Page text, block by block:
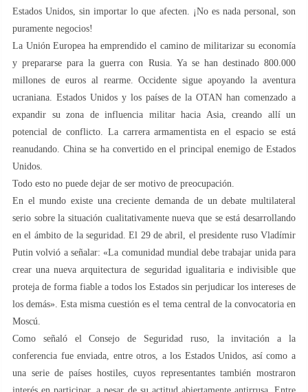
Estados Unidos, sin importar lo que afecten. ¡No es nada personal, son
puramente negocios!
La Unión Europea ha emprendido el camino de militarizar su economía
y prepararse para la guerra con Rusia. Ya se han destinado 800.000
millones de euros al rearme. Occidente sigue apoyando la aventura
ucraniana. Estados Unidos y los países de la OTAN han comenzado a
expandir su zona de influencia militar hacia Asia, creando allí un
potencial de conflicto. La carrera armamentista en el espacio se está
reanudando. China se ha convertido en el principal enemigo de Estados
Unidos.
Todo esto no puede dejar de ser motivo de preocupación.
En el mundo existe una creciente demanda de un debate multilateral
serio sobre la situación cualitativamente nueva que se está desarrollando
en el ámbito de la seguridad. El 29 de abril, el presidente ruso Vladímir
Putin volvió a señalar: «La comunidad mundial debe trabajar unida para
crear una nueva arquitectura de seguridad igualitaria e indivisible que
proteja de forma fiable a todos los Estados sin perjudicar los intereses de
los demás». Esta misma cuestión es el tema central de la convocatoria en
Moscú.
Como señaló el Consejo de Seguridad ruso, la invitación a la
conferencia fue enviada, entre otros, a los Estados Unidos, así como a
una serie de países hostiles, cuyos representantes también mostraron